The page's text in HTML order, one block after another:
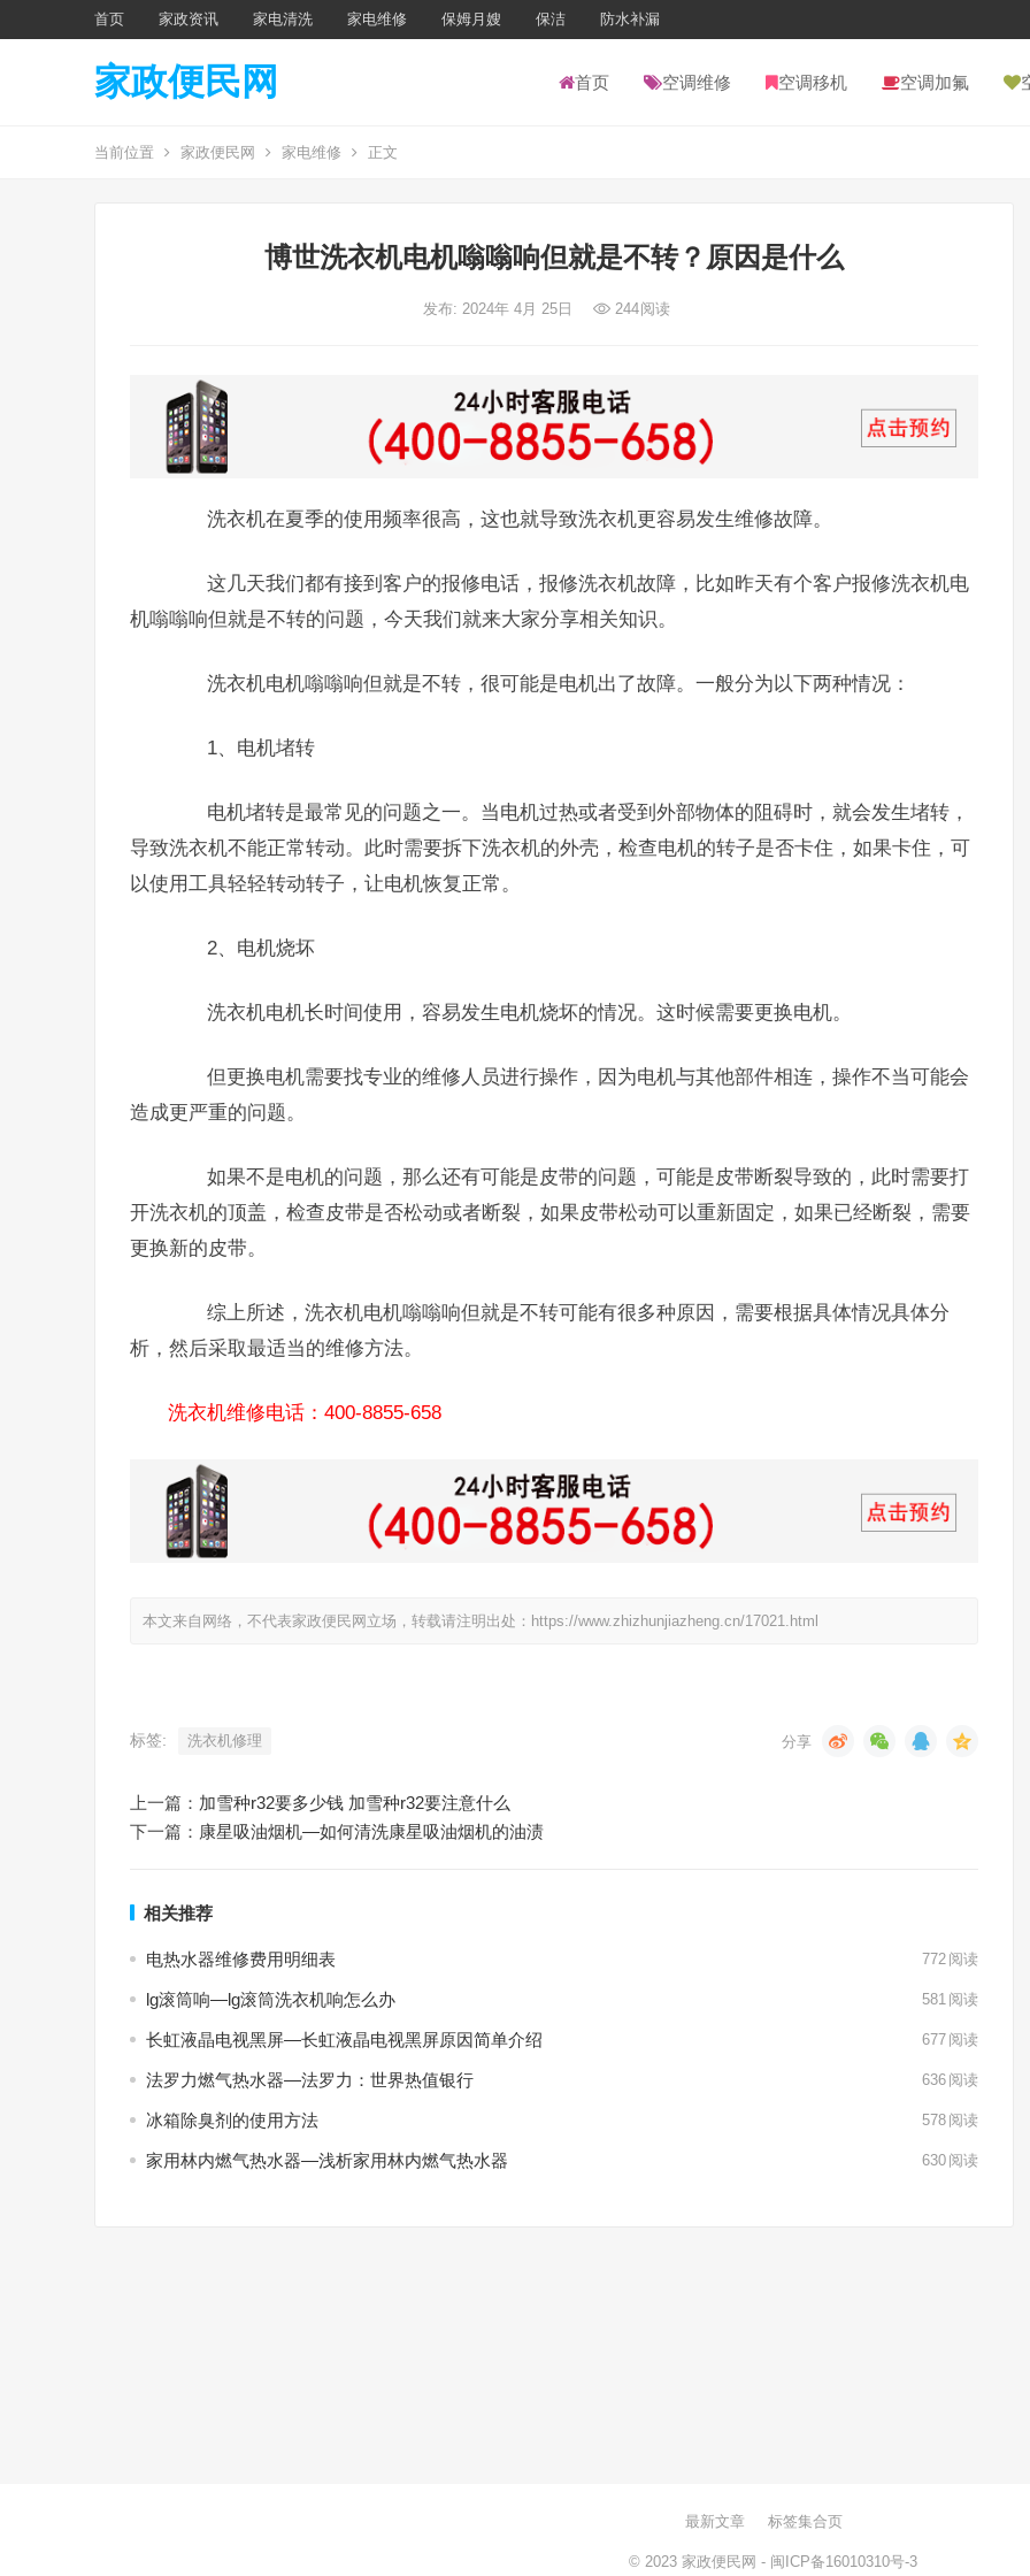
首页 家政资讯 家电清洗 家电维修 保姆月嫂 保洁 防水补漏
家政便民网 首页 空调维修 空调移机 空调加氟
当前位置 家政便民网 家电维修 正文
博世洗衣机电机嗡嗡响但就是不转？原因是什么
发布: 2024年 4月 25日 244阅读
洗衣机在夏季的使用频率很高，这也就导致洗衣机更容易发生维修故障。
这几天我们都有接到客户的报修电话，报修洗衣机故障，比如昨天有个客户报修洗衣机电
机嗡嗡响但就是不转的问题，今天我们就来大家分享相关知识。
洗衣机电机嗡嗡响但就是不转，很可能是电机出了故障。一般分为以下两种情况：
1、电机堵转
电机堵转是最常见的问题之一。当电机过热或者受到外部物体的阻碍时，就会发生堵转，
导致洗衣机不能正常转动。此时需要拆下洗衣机的外壳，检查电机的转子是否卡住，如果卡住，可
以使用工具轻轻转动转子，让电机恢复正常。
2、电机烧坏
洗衣机电机长时间使用，容易发生电机烧坏的情况。这时候需要更换电机。
但更换电机需要找专业的维修人员进行操作，因为电机与其他部件相连，操作不当可能会
造成更严重的问题。
如果不是电机的问题，那么还有可能是皮带的问题，可能是皮带断裂导致的，此时需要打
开洗衣机的顶盖，检查皮带是否松动或者断裂，如果皮带松动可以重新固定，如果已经断裂，需要
更换新的皮带。
综上所述，洗衣机电机嗡嗡响但就是不转可能有很多种原因，需要根据具体情况具体分
析，然后采取最适当的维修方法。
洗衣机维修电话：400-8855-658
本文来自网络，不代表家政便民网立场，转载请注明出处：https://www.zhizhunjiazheng.cn/17021.html
标签: 洗衣机修理
上一篇： 加雪种r32要多少钱 加雪种r32要注意什么
下一篇： 康星吸油烟机—如何清洗康星吸油烟机的油渍
相关推荐
电热水器维修费用明细表 772 阅读
lg滚筒响—lg滚筒洗衣机响怎么办 581 阅读
长虹液晶电视黑屏—长虹液晶电视黑屏原因简单介绍 677 阅读
法罗力燃气热水器—法罗力：世界热值银行 636 阅读
冰箱除臭剂的使用方法 578 阅读
家用林内燃气热水器—浅析家用林内燃气热水器 630 阅读
最新文章 标签集合页
© 2023 家政便民网 - 闽ICP备16010310号-3